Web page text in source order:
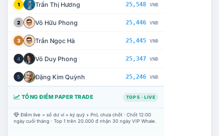
1 Trần Thị Hương 25,548 VNĐ
2 Võ Hữu Phong 25,446 VNĐ
3 Trần Ngọc Hà 25,445 VNĐ
4 Võ Duy Phong 25,347 VNĐ
5 Đặng Kim Quỳnh 25,246 VNĐ
TỔNG ĐIỂM PAPER TRADE TOP 5 · LIVE
Điểm live = số dư ví + ký quỹ + PnL chưa chốt · Chốt 12:00
ngày cuối tháng · Top 1 trên 20.000 đ nhận 30 ngày VIP Whale.